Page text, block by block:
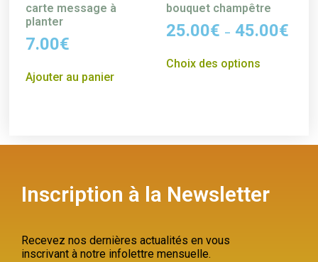
carte message à
planter
7.00€
Ajouter au panier
bouquet champêtre
25.00€ – 45.00€
Choix des options
Inscription à la Newsletter
Recevez nos dernières actualités en vous
inscrivant à notre infolettre mensuelle.